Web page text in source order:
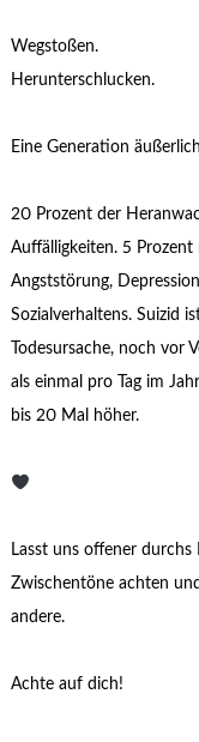
Wegstoßen.
Herunterschlucken.
Eine Generation
20 Prozent der
Auffälligkeiten. 5 Prozent
Angststörung,
Sozialverhaltens. Suizid
Todesursache, noch
als einmal pro Tag im
bis 20 Mal höher.
Lasst uns offener durchs
Zwischentöne achten
andere.
Achte auf dich!